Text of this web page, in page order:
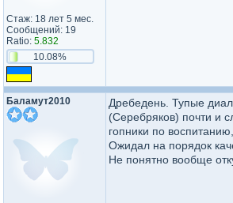
Стаж: 18 лет 5 мес.
Сообщений: 19
Ratio: 5.832
10.08%
Баламут2010
Дребедень. Тупые
(Серебряков) почти и
гопники по
Ожидал на порядок
Не понятно вообще